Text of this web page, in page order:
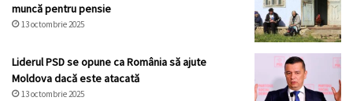
muncă pentru pensie
13 octombrie 2025
Liderul PSD se opune ca România să ajute
Moldova dacă este atacată
13 octombrie 2025